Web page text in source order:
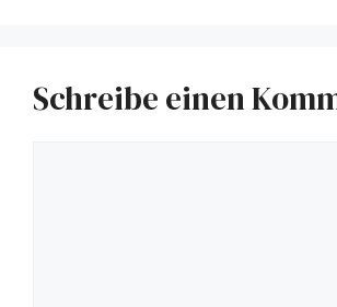
Schreibe einen